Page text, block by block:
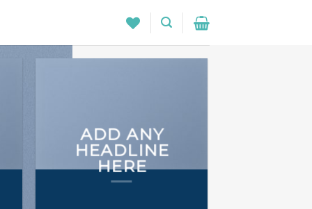
ADD ANY
HEADLINE
HERE